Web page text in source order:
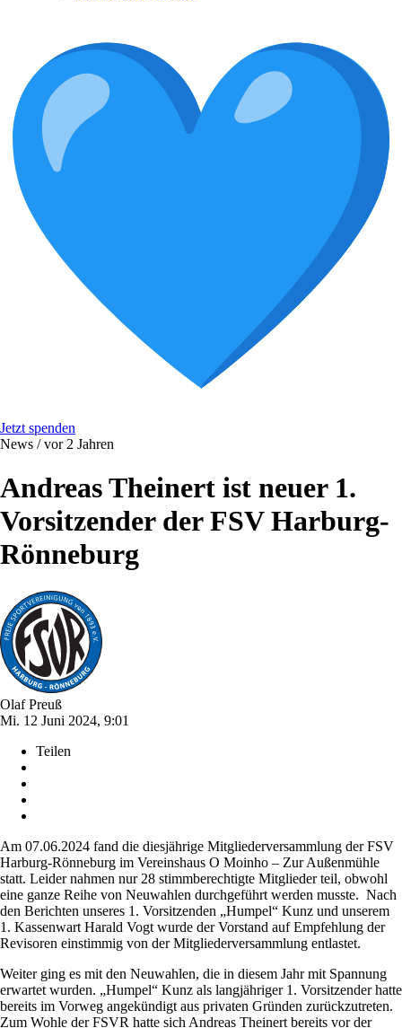
Jetzt spenden
News /vor 2 Jahren
Andreas Theinert ist neuer 1.
Vorsitzender der FSV Harburg-
Rönneburg
Olaf Preuß
Mi. 12 Juni 2024, 9:01
Teilen
Am 07.06.2024 fand die diesjährige Mitgliederversammlung der FSV
Harburg-Rönneburg im Vereinshaus O Moinho – Zur Außenmühle
statt. Leider nahmen nur 28 stimmberechtigte Mitglieder teil, obwohl
eine ganze Reihe von Neuwahlen durchgeführt werden musste. Nach
den Berichten unseres 1. Vorsitzenden „Humpel“ Kunz und unserem
1. Kassenwart Harald Vogt wurde der Vorstand auf Empfehlung der
Revisoren einstimmig von der Mitgliederversammlung entlastet.
Weiter ging es mit den Neuwahlen, die in diesem Jahr mit Spannung
erwartet wurden. „Humpel“ Kunz als langjähriger 1. Vorsitzender hatte
bereits im Vorweg angekündigt aus privaten Gründen zurückzutreten.
Zum Wohle der FSVR hatte sich Andreas Theinert bereits vor der